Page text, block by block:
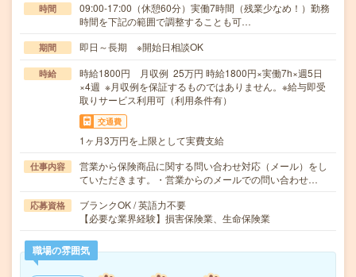
時間
09:00-17:00（休憩60分）実働7時間（残業少なめ！）勤務
時間を下記の範囲で調整することも可…
期間 即日～長期 ※開始日相談OK
時給
時給1800円 月収例 25万円 時給1800円×実働7h×週5日
×4週 ※月収例を保証するものではありません。※給与即受
取りサービス利用可（利用条件有）
交通費
1ヶ月3万円を上限として実費支給
仕事内容
営業から保険商品に関する問い合わせ対応（メール）をし
ていただきます。・営業からのメールでの問い合わせ…
応募資格
ブランクOK / 英語力不要
【必要な業界経験】損害保険業、生命保険業
職場の雰囲気